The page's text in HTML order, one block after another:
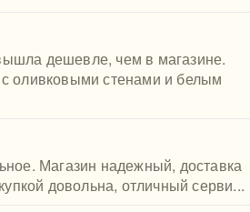
дешевле, чем в магазине.
оливковыми стенами и белым
Магазин надежный, доставка
довольна, отличный серви...